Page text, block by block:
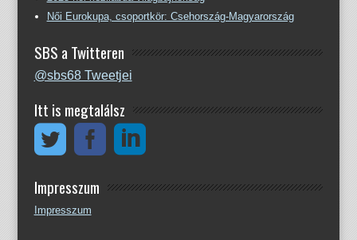
Női Eurokupa, csoportkör: Csehország-Magyarország
SBS a Twitteren
@sbs68 Tweetjei
Itt is megtalálsz
Impresszum
Impresszum